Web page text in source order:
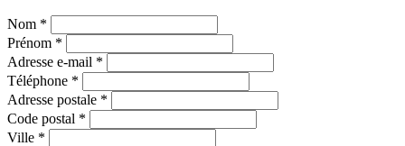
Nom *
Prénom *
Adresse e-mail *
Téléphone *
Adresse postale *
Code postal *
Ville *